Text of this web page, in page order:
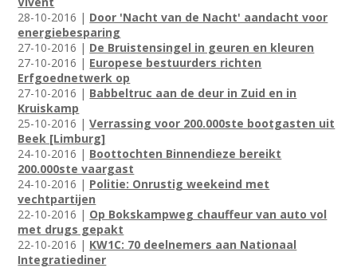
28-10-2016 | Door 'Nacht van de Nacht' aandacht voor
energiebesparing
27-10-2016 | De Bruistensingel in geuren en kleuren
27-10-2016 | Europese bestuurders richten
Erfgoednetwerk op
27-10-2016 | Babbeltruc aan de deur in Zuid en in
Kruiskamp
25-10-2016 |Verrassing voor 200.000ste bootgasten uit
Beek [Limburg]
24-10-2016 | Boottochten Binnendieze bereikt
200.000ste vaargast
24-10-2016 | Politie: Onrustig weekeind met
vechtpartijen
22-10-2016 | Op Bokskampweg chauffeur van auto vol
met drugs gepakt
22-10-2016 | KW1C: 70 deelnemers aan Nationaal
Integratiediner